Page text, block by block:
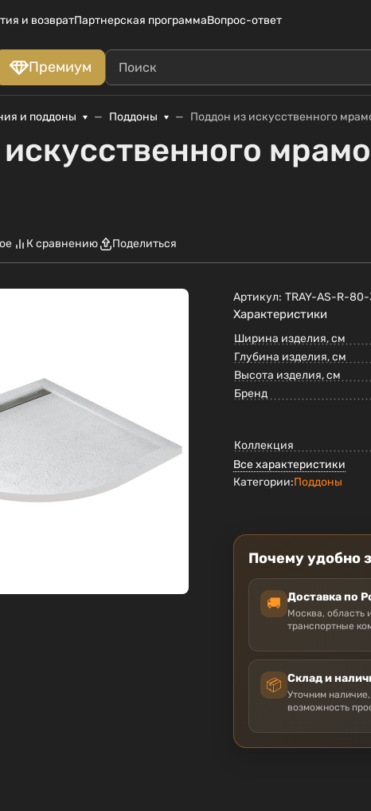
и возвратПартнерская программаВопрос-ответ
Премиум
и поддоны Поддоны Поддон из искусственного
К сравнению Поделиться
Артикул: TRAY-AS-R-
Характеристики
Ширина изделия, см
Глубина изделия, см
Высота изделия, см
Бренд
Коллекция
Все характеристики
Категории:Поддоны
Почему удобно
🚚 Доставка по
Москва, область
транспортные
📦 Склад и
Уточним
возможность